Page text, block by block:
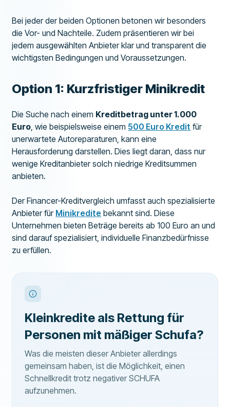
Bei jeder der beiden Optionen betonen wir besonders
die Vor- und Nachteile. Zudem präsentieren wir bei
jedem ausgewählten Anbieter klar und transparent die
wichtigsten Bedingungen und Voraussetzungen.
Option 1: Kurzfristiger Minikredit
Die Suche nach einem Kreditbetrag unter 1.000
Euro , wie beispielsweise einem 500 Euro Kredit für
unerwartete Autoreparaturen, kann eine
Herausforderung darstellen. Dies liegt daran, dass nur
wenige Kreditanbieter solch niedrige Kreditsummen
anbieten.
Der Financer-Kreditvergleich umfasst auch spezialisierte
Anbieter für Minikredite bekannt sind. Diese
Unternehmen bieten Beträge bereits ab 100 Euro an und
sind darauf spezialisiert, individuelle Finanzbedürfnisse
zu erfüllen.
Kleinkredite als Rettung für
Personen mit mäßiger Schufa?
Was die meisten dieser Anbieter allerdings
gemeinsam haben, ist die Möglichkeit, einen
Schnellkredit trotz negativer SCHUFA
aufzunehmen.